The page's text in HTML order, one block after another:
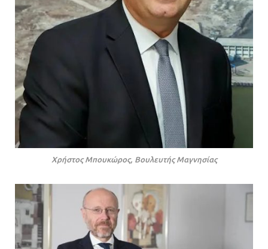
Χρήστος Μπουκώρος, Βουλευτής Μαγνησίας